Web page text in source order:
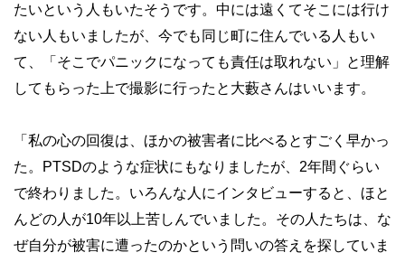
たいという人もいたそうです。中には遠くてそこには行け
ない人もいましたが、今でも同じ町に住んでいる人もい
て、「そこでパニックになっても責任は取れない」と理解
してもらった上で撮影に行ったと大藪さんはいいます。
「私の心の回復は、ほかの被害者に比べるとすごく早かっ
た。PTSDのような症状にもなりましたが、2年間ぐらい
で終わりました。いろんな人にインタビューすると、ほと
んどの人が10年以上苦しんでいました。その人たちは、な
ぜ自分が被害に遭ったのかという問いの答えを探していま